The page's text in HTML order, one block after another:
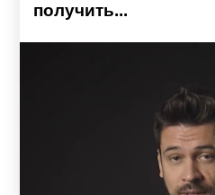
получить...